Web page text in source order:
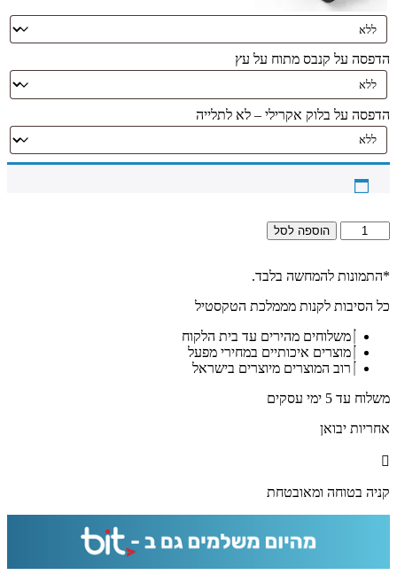
הדפסה על קנבס מתוח על עץ
הדפסה על בלוק אקרילי – לא לתלייה
כמות
של
-
מעוצבת
עובדיה
על
או
מחוסמת
הוספה לסל
*התמונות להמחשה בלבד.
כל הסיבות לקנות מממלכת הטקסטיל
משלוחים מהירים עד בית הלקוח
מוצרים איכותיים במחירי מפעל
רוב המוצרים מיוצרים בישראל
משלוח עד 5 ימי עסקים
אחריות יבואן
קניה בטוחה ומאובטחת